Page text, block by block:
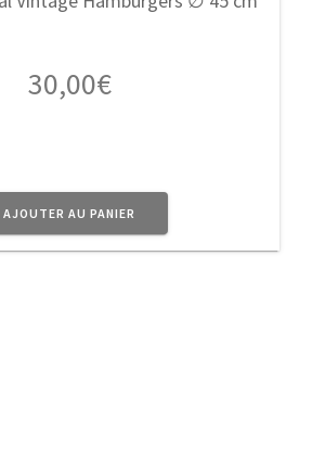
30,00€
AJOUTER AU PANIER